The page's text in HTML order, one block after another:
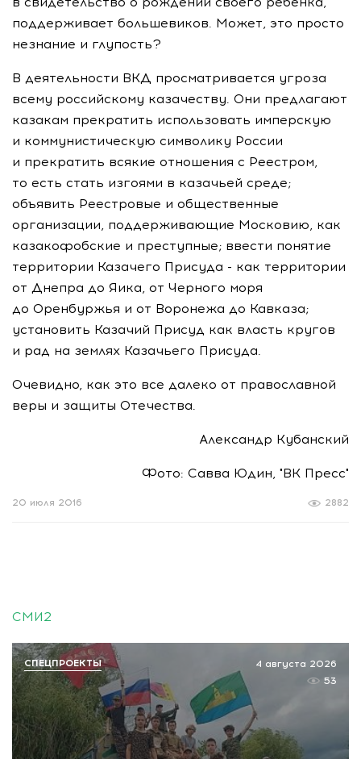
поддерживает большевиков. Может, это просто
незнание и глупость?
В деятельности ВКД просматривается угроза
всему российскому казачеству. Они предлагают
казакам прекратить использовать имперскую
и коммунистическую символику России
и прекратить всякие отношения с Реестром,
то есть стать изгоями в казачьей среде;
объявить Реестровые и общественные
организации, поддерживающие Московию, как
казакофобские и преступные; ввести понятие
территории Казачего Присуда - как территории
от Днепра до Яика, от Черного моря
до Оренбуржья и от Воронежа до Кавказа;
установить Казачий Присуд как власть кругов
и рад на землях Казачьего Присуда.
Очевидно, как это все далеко от православной
веры и защиты Отечества.
Александр Кубанский
Фото: Савва Юдин, "ВК Пресс"
2882
20 июля 2016
СМИ2
4 августа 2026
53
СПЕЦПРОЕКТЫ